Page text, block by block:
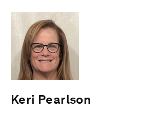
Keri Pearlson